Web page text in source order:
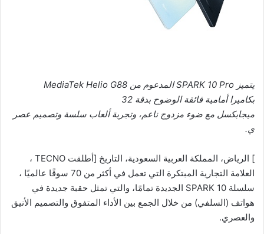
ل
ن
يتميز المدعوم من
بكاميرا أمامية فائقة الوضوح بدقة
ميجابكسل مع ضوء مزدوج ناعم، وتجربة ألعاب سلسة وتصميم عصر
ي.
] الرياض، المملكة العربية السعودية، التاريخ [أطلقت TECNO ،
العلامة التجارية المبتكرة التي تعمل في أكثر من 70 سوقًا عالميًا ،
سلسلة SPARK 10 الجديدة تمامًا، والتي تمثل حقبة جديدة في
هواتف (السلفي) من خلال الجمع بين الأداء المتفوق والتصميم الأنيق
والعصري.